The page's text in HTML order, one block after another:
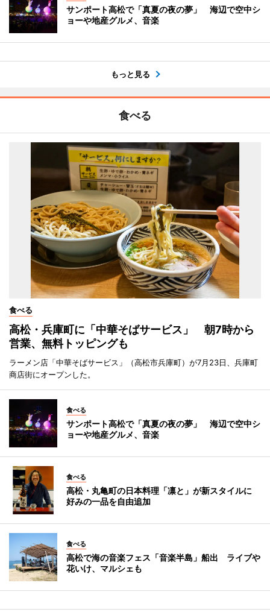
サンポート高松で「真夏の夜の夢」 海辺で空中シ
ョーや地産グルメ、音楽
もっと見る
食べる
食べる
高松・兵庫町に「中華そばサービス」 朝7時から
営業、無料トッピングも
ラーメン店「中華そばサービス」（高松市兵庫町）が7月23日、兵庫町
商店街にオープンした。
食べる
サンポート高松で「真夏の夜の夢」 海辺で空中シ
ョーや地産グルメ、音楽
食べる
高松・丸亀町の日本料理「凛と」が新スタイルに
好みの一品を自由追加
食べる
高松で海の音楽フェス「音楽半島」船出 ライブや
花いけ、マルシェも